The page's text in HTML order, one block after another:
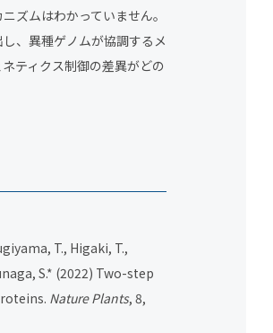
ズムはわかっていません。
、異種ゲノムが協調するメ
ティクス制御の差異がどの
T., Higaki, T.,
S.* (2022) Two-step
Nature Plants, 8,